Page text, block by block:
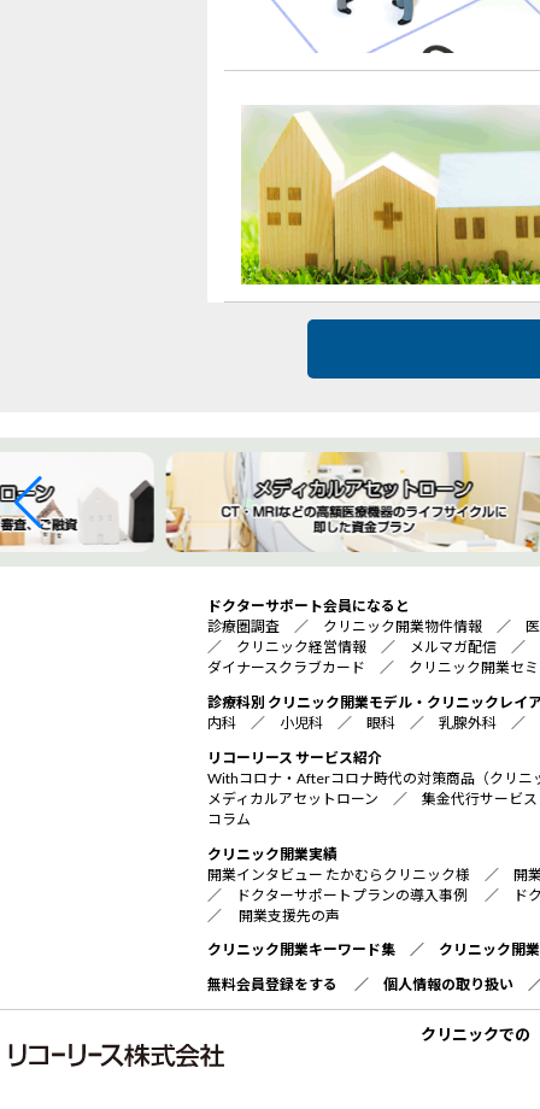
ドクターサポート会員になると
診療圏調査 ／ クリニック開業物件情報 ／
／ クリニック経営情報 ／ メルマガ配信 ／
ダイナースクラブカード ／ クリニック開業セ
診療科別 クリニック開業モデル・クリニックレイ
内科 ／ 小児科 ／ 眼科 ／ 乳腺外科 ／
リコーリース サービス紹介
Withコロナ・Afterコロナ時代の対策商品（クリニ
メディカルアセットローン ／ 集金代行サービス
コラム
クリニック開業実績
開業インタビュー たかむらクリニック様 ／ 開
／
ドクターサポートプランの導入事例 ／
ド
／ 開業支援先の声
クリニック開業キーワード集 ／ クリニック開
無料会員登録をする
／ 個人情報の取り扱い
クリニックでの